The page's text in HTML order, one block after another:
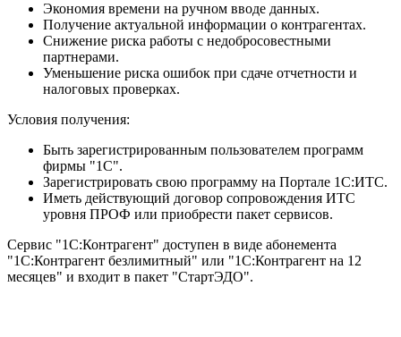
Экономия времени на ручном вводе данных.
Получение актуальной информации о контрагентах.
Снижение риска работы с недобросовестными
партнерами.
Уменьшение риска ошибок при сдаче отчетности и
налоговых проверках.
Условия получения:
Быть зарегистрированным пользователем программ
фирмы "1С".
Зарегистрировать свою программу на Портале 1С:ИТС.
Иметь действующий договор сопровождения ИТС
уровня ПРОФ или приобрести пакет сервисов.
Сервис "1С:Контрагент" доступен в виде абонемента
"1С:Контрагент безлимитный" или "1С:Контрагент на 12
месяцев" и входит в пакет "СтартЭДО".